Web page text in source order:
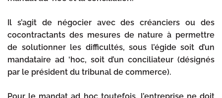
Il s’agit de négocier avec des créanciers ou des
cocontractants des mesures de nature à permettre
de solutionner les difficultés, sous l’égide soit d’un
mandataire ad ‘hoc, soit d’un conciliateur (désignés
par le président du tribunal de commerce).
Pour le mandat ad hoc toutefois, l’entreprise ne doit